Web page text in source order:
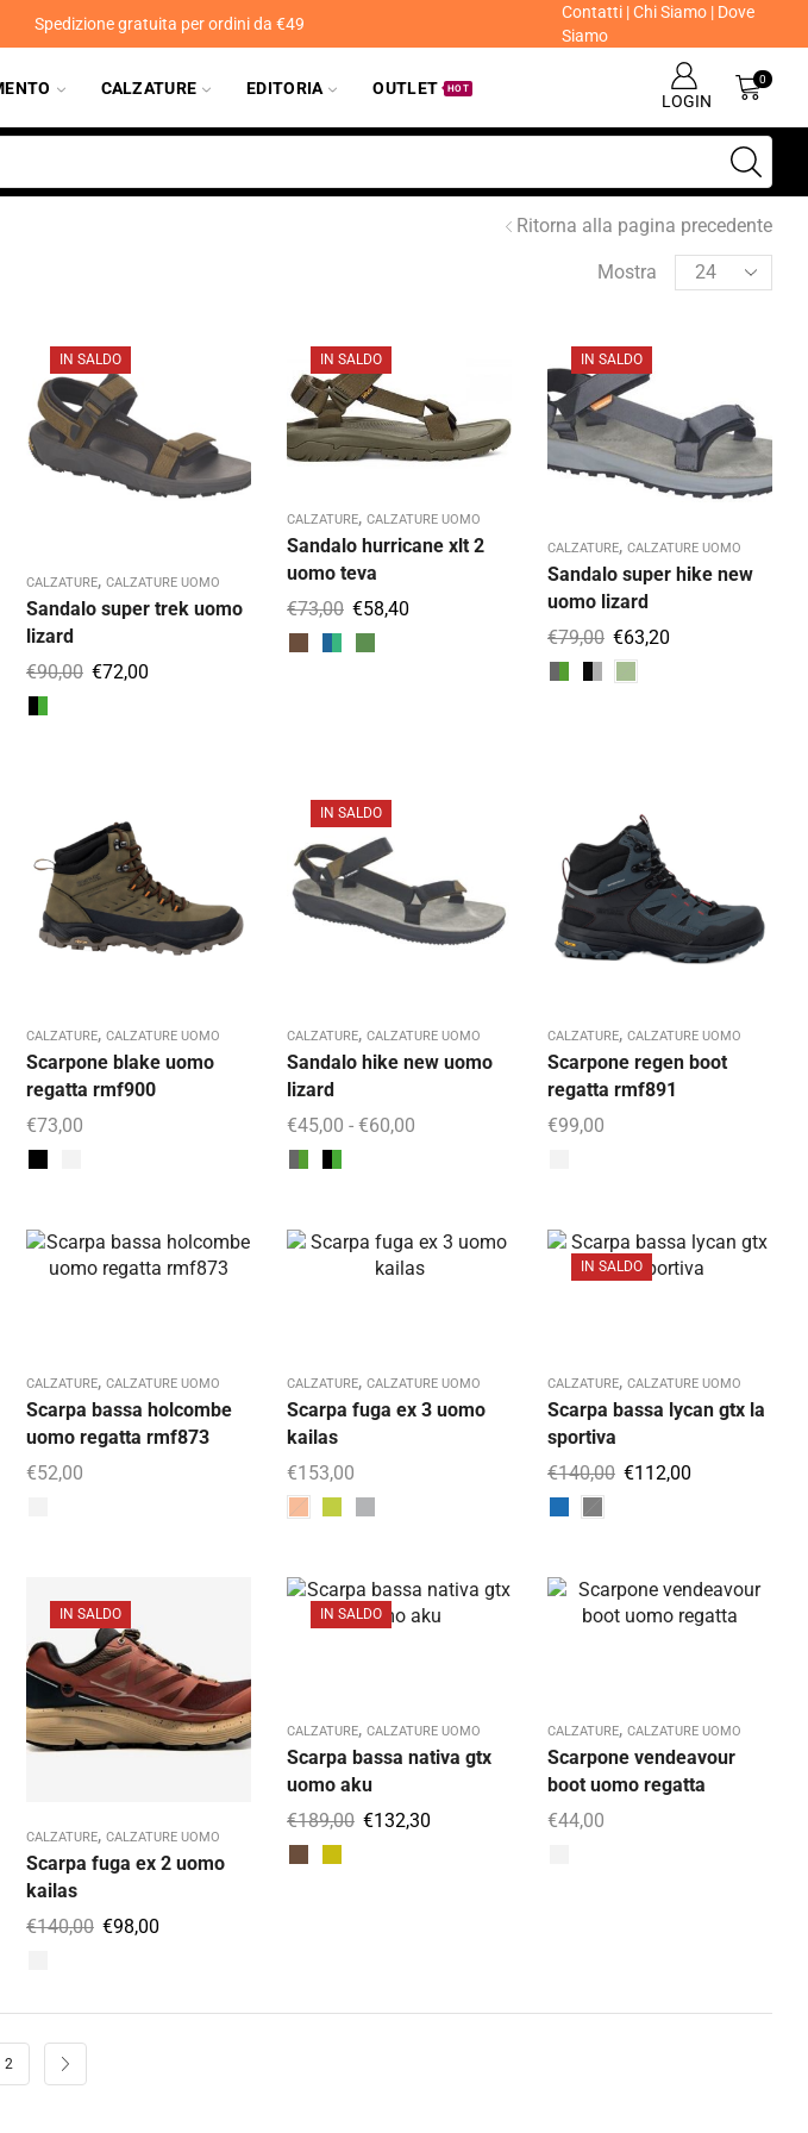
Spedizione gratuita per ordini da €49
Contatti|Chi Siamo| Dove
Siamo
CALZATURE EDITORIA OUTLET HOT
LOGIN
0
Ritorna alla pagina precedente
Mostra
IN SALDO
CALZATURE, CALZATURE UOMO
Sandalo super trek uomo
lizard
€90,00 €72,00
IN SALDO
CALZATURE, CALZATURE UOMO
Sandalo hurricane xlt 2
uomo teva
€73,00 €58,40
IN SALDO
CALZATURE, CALZATURE UOMO
Sandalo super hike new
uomo lizard
€79,00 €63,20
CALZATURE, CALZATURE UOMO
Scarpone blake uomo
regatta rmf900
€73,00
IN SALDO
CALZATURE, CALZATURE UOMO
Sandalo hike new uomo
lizard
€45,00 - €60,00
CALZATURE, CALZATURE UOMO
Scarpone regen boot
regatta rmf891
€99,00
CALZATURE, CALZATURE UOMO
Scarpa bassa holcombe
uomo regatta rmf873
€52,00
CALZATURE, CALZATURE UOMO
Scarpa fuga ex 3 uomo
kailas
€153,00
IN SALDO
CALZATURE, CALZATURE UOMO
Scarpa bassa lycan gtx la
sportiva
€140,00 €112,00
IN SALDO
CALZATURE, CALZATURE UOMO
Scarpa fuga ex 2 uomo
kailas
€140,00 €98,00
IN SALDO
CALZATURE, CALZATURE UOMO
Scarpa bassa nativa gtx
uomo aku
€189,00 €132,30
CALZATURE, CALZATURE UOMO
Scarpone vendeavour
boot uomo regatta
€44,00
2